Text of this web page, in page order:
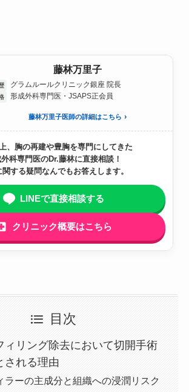
藤林万里子
グラムルールクリニック銀座 院長
形成外科専門医・JSAPS正会員
藤林万里子医師の詳細はこちら
、胸の再建や豊胸を専門にしてきた
科専門医のDr.藤林に直接相談！
関する疑問なんでもお答えします。
LINEで直接相談する
クリニック概要はこちら
目次
ィリング除去において切開手術
される理由
ラーの主成分と組織への浸潤リスク